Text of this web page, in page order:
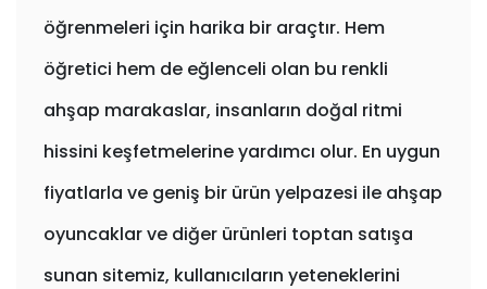
öğrenmeleri için harika bir araçtır. Hem
öğretici hem de eğlenceli olan bu renkli
ahşap marakaslar, insanların doğal ritmi
hissini keşfetmelerine yardımcı olur. En uygun
fiyatlarla ve geniş bir ürün yelpazesi ile ahşap
oyuncaklar ve diğer ürünleri toptan satışa
sunan sitemiz, kullanıcıların yeteneklerini